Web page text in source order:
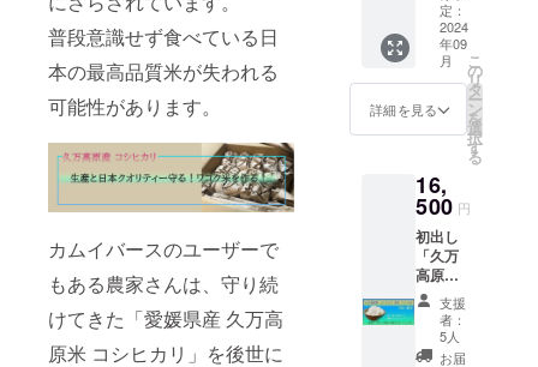
普段意識せず食べている日
本の最高品質米が失われる
可能性があります。
カムイバースのユーザーで
もある農家さんは、守り続
けてきた「愛媛県産 久万高
原米 コシヒカリ」を後世に
に貼付
された
ラベル
や注意
書きを
ご確認
くださ
注文分
までの
期間中
に限る
※NFTを
保有し
ている
ことが
なりま
す ※カ
ムイ
バース
神零オ
リジナ
ルグッ
ズ カ
ムイ
バース
購入の
NFT・
神零
極（神
み）純
米をイ
メージ
した
NFT、
購入の
証
NFT保
有特
イラス
ト！
※100本
限定の
ルNO入
り
特別NO
を除く
ランダ
ムシリ
アル ※
購入の
証
NFT・
スタン
ダード
※ご支
援が複
数点頂
いた場
合、
NFT保
割引を
対象と
させて
頂きま
す
NFT自
体はそ
れぞれ
に応じ
た枚数
し、味
を創り
出した
純米酒
を水口
さんの
で更に
洗礼し
いに！
火入れ
をおこ
なわ
ず、お
酒本来
のお米
玄米」
※藤原カ
ムイ制
作オリ
ジナル
ラベル
（通常
料と消
費税が
含まれ
ており
ます オ
リジナ
ルブラ
ンド米
として
その存
定：
2024
年09
月
詳細を見る
こ
の
リ
タ
ー
ン
を
選
択
す
る
16,
500 円
初出し
「久万
高原
産 コ
シヒカ
リ 新米
カムイ
支援
者：
5人
お届